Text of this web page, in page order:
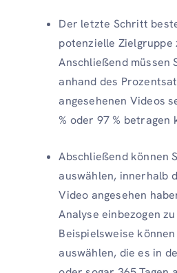
Der letzte Schritt
potenzielle Zielgruppe
Anschließend müssen
anhand des
angesehenen Videos
% oder 97 % betragen
Abschließend können
auswählen, innerhalb
Video angesehen
Analyse einbezogen
Beispielsweise
auswählen, die es in